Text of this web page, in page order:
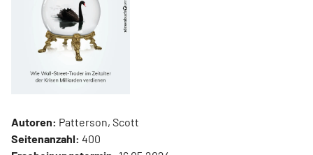
Autoren: Patterson, Scott
Seitenanzahl: 400